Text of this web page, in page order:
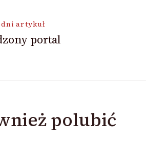
artykuł
portal
polubić